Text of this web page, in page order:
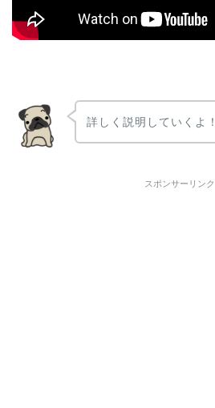
詳しく説明していくよ！
スポンサーリンク